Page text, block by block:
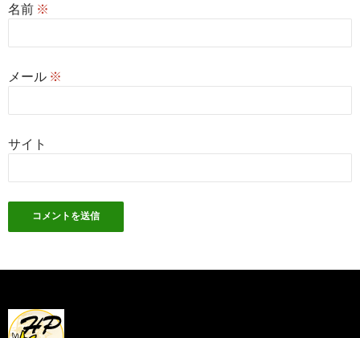
名前 ※
メール ※
サイト